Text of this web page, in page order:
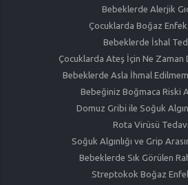
Bebeklerde Alerjik
Çocuklarda Boğaz
Bebeklerde İshal
Çocuklarda Ateş İçin Ne
Bebeklerde Asla İhmal
Bebeğiniz Boğmaca Riski
Domuz Gribi ile Soğuk
Rota Virüsü
Soğuk Algınlığı ve Grip
Bebeklerde Sık Görülen
Streptokok Boğaz